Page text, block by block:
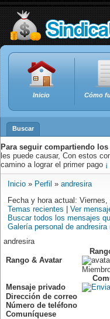
Inicio Cómo
Buscar
Para seguir compartiendo
les puede causar, Con estos
camino a lograr el primer pago
Inicio » Perfil » andresira
Fecha y hora actual: Viernes,
Temas recientes
Ver
Buscar todos los mensajes
Galería personal de andresira
andresira
Rango & Avatar
Mensaje privado
Dirección de correo
Número de teléfono
Comuníquese